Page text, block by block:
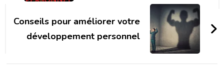
Conseils pour améliorer votre
développement personnel